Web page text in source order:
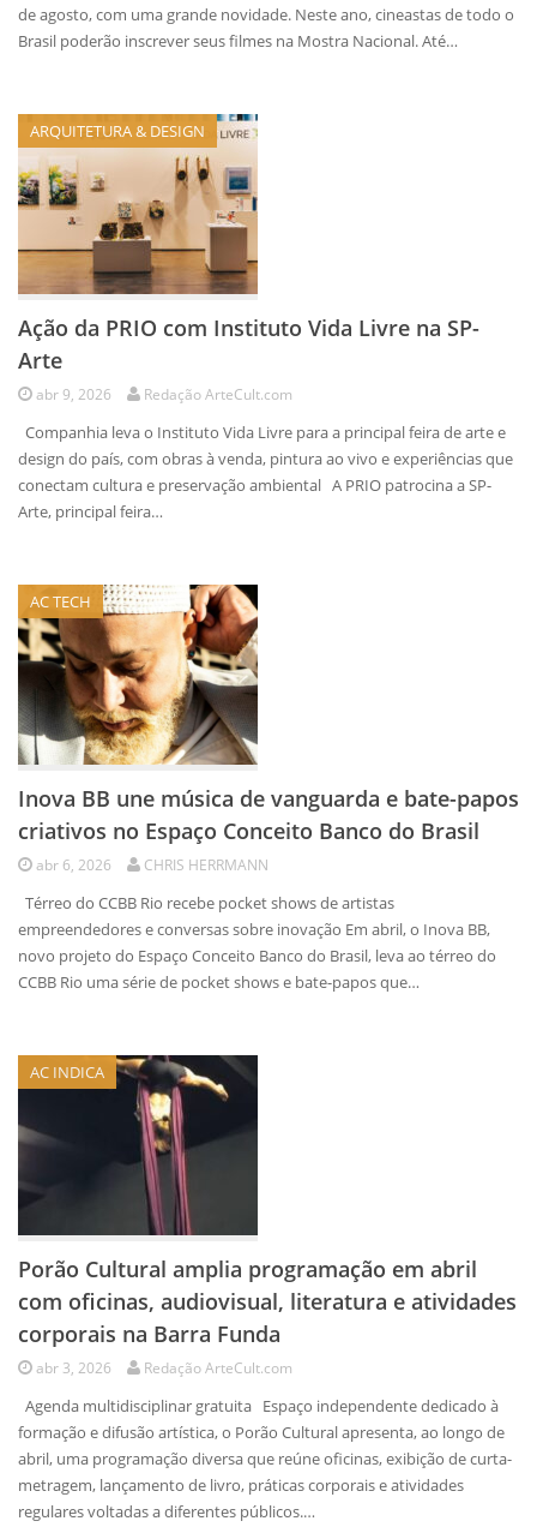
de agosto, com uma grande novidade. Neste ano, cineastas de todo o
Brasil poderão inscrever seus filmes na Mostra Nacional. Até…
ARQUITETURA & DESIGN
Ação da PRIO com Instituto Vida Livre na SP-
Arte
abr 9, 2026 Redação ArteCult.com
Companhia leva o Instituto Vida Livre para a principal feira de arte e
design do país, com obras à venda, pintura ao vivo e experiências que
conectam cultura e preservação ambiental A PRIO patrocina a SP-
Arte, principal feira…
AC TECH
Inova BB une música de vanguarda e bate-papos
criativos no Espaço Conceito Banco do Brasil
abr 6, 2026 CHRIS HERRMANN
Térreo do CCBB Rio recebe pocket shows de artistas
empreendedores e conversas sobre inovação Em abril, o Inova BB,
novo projeto do Espaço Conceito Banco do Brasil, leva ao térreo do
CCBB Rio uma série de pocket shows e bate-papos que…
AC INDICA
Porão Cultural amplia programação em abril
com oficinas, audiovisual, literatura e atividades
corporais na Barra Funda
abr 3, 2026 Redação ArteCult.com
Agenda multidisciplinar gratuita Espaço independente dedicado à
formação e difusão artística, o Porão Cultural apresenta, ao longo de
abril, uma programação diversa que reúne oficinas, exibição de curta-
metragem, lançamento de livro, práticas corporais e atividades
regulares voltadas a diferentes públicos.…